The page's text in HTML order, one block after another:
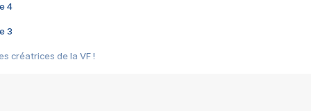
4
3
créatrices de la VF !